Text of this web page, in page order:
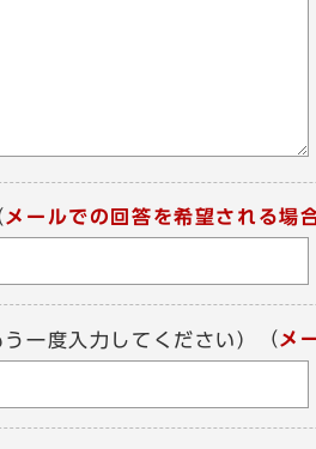
メールでの回答を希望される場
一度入力してください） （メ